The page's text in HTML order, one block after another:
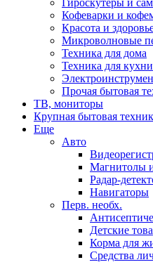
Кофеварки и
Красота и
Микроволновые
Техника для дома
Техника для кухни
Прочая бытовая
ТВ, мониторы
Крупная бытовая
Еще
Авто
Магнитолы
Радар-
Навигаторы
Перв. необх.
Детские
Корма для
Средства